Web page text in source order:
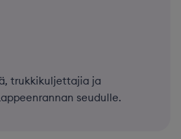
trukkikuljettajia ja
seudulle.